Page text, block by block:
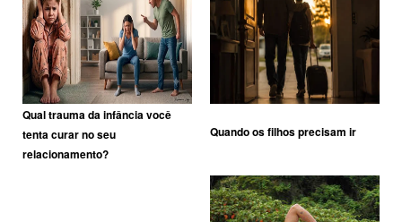
Qual trauma da infância você
tenta curar no seu
relacionamento?
Quando os filhos precisam ir